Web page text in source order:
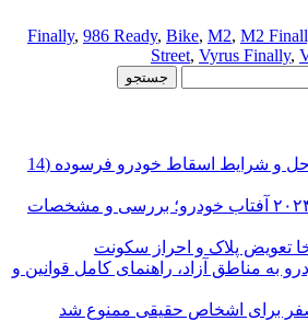
, 986 Ready, Bike, M2, M2
Street, Vyrus Finally,
راهنمای کامل مراحل و شرایط اسقاط خودرو فرسوده (14
مزدا CX-30 مدل ۲۰۲۴ آفتاب خودرو؛ بررسی و مشخصات
تعویض پلاک و احراز سکونت
به مناطق آزاد، راهنمای کامل قوانین و
برای اشخاص حقیقی ممنوع شد